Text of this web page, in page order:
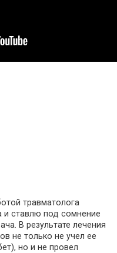
травматолога
и ставлю под сомнение
В результате лечения
не только не учел ее
но и не провел